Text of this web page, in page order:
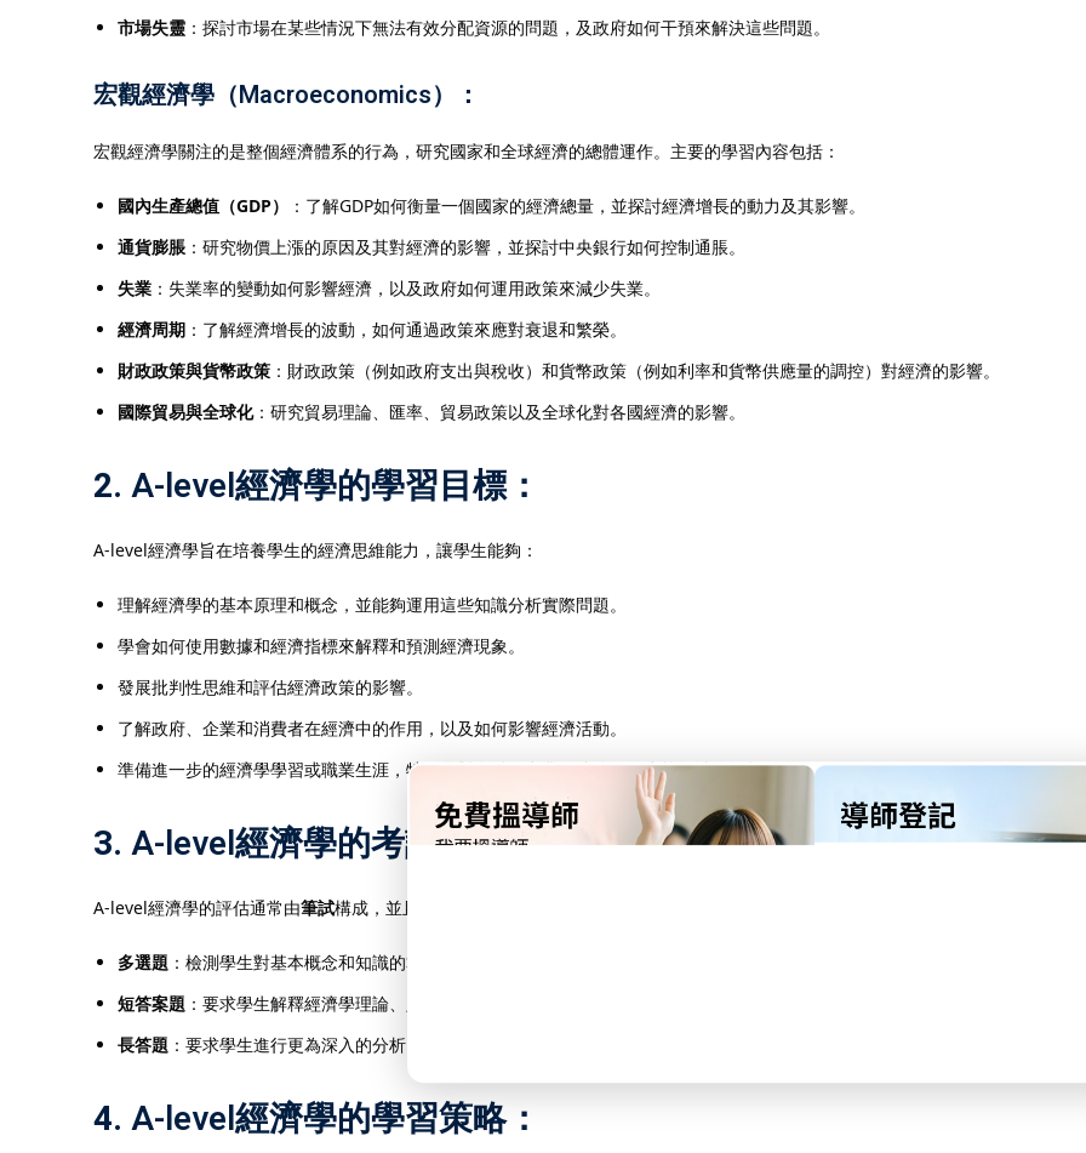
市場失靈 ：探討市場在某些情況下無法有效分配資源的問題，及政府如何干預來解決這些問題。
宏觀經濟學（Macroeconomics） ：
宏觀經濟學關注的是整個經濟體系的行為，研究國家和全球經濟的總體運作。主要的學習內容包括：
國內生產總值（GDP）
：了解GDP如何衡量一個國家的經濟總量，並探討經濟增長的動力及其影響。
通貨膨脹 ：研究物價上漲的原因及其對經濟的影響，並探討中央銀行如何控制通脹。
失業 ：失業率的變動如何影響經濟，以及政府如何運用政策來減少失業。
經濟周期 ：了解經濟增長的波動，如何通過政策來應對衰退和繁榮。
財政政策與貨幣政策 ：財政政策（例如政府支出與稅收）和貨幣政策（例如利率和貨幣供應量的調控）對經濟的影響。
國際貿易與全球化：研究貿易理論、匯率、貿易政策以及全球化對各國經濟的影響。
2. A-level經濟學的學習目標：
A-level經濟學旨在培養學生的經濟思維能力，讓學生能夠：
理解經濟學的基本原理和概念，並能夠運用這些知識分析實際問題。
學會如何使用數據和經濟指標來解釋和預測經濟現象。
發展批判性思維和評估經濟政策的影響。
了解政府、企業和消費者在經濟中的作用，以及如何影響經濟活動。
準備進一步的經濟學學習或職業生涯，特別是對金融、商業、法律、政府等領域的興趣。
3. A-level經濟學的考試與評估：
A-level經濟學的評估通常由筆試構成，並且涵蓋了微觀經濟學和宏觀經濟學的所有核心內容。考試形式包括：
多選題 ：檢測學生對基本概念和知識的掌握。
短答案題 ：要求學生解釋經濟學理論、定義和圖表。
長答題 ：要求學生進行更為深入的分析，運用經濟學理論解釋和評估經濟現象或政策。
4. A-level經濟學的學習策略：